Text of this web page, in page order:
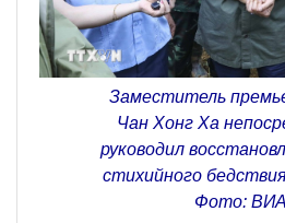
Заместитель
Чан Хонг Ха
руководил
стихийного
Фото: ВИА